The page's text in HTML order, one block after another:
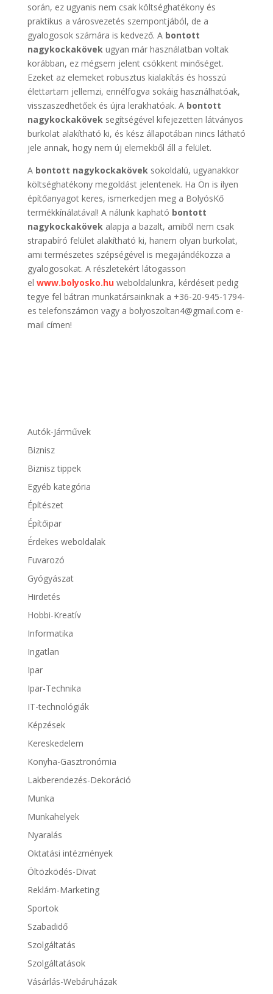
során, ez ugyanis nem csak költséghatékony és
praktikus a városvezetés szempontjából, de a
gyalogosok számára is kedvező. A bontott
nagykockakövekugyan már használatban voltak
korábban, ez mégsem jelent csökkent minőséget.
Ezeket az elemeket robusztus kialakítás és hosszú
élettartam jellemzi, ennélfogva sokáig használhatóak,
visszaszedhetőek és újra lerakhatóak. A bontott
nagykockaköveksegítségével kifejezetten látványos
burkolat alakítható ki, és kész állapotában nincs látható
jele annak, hogy nem új elemekből áll a felület.
A bontott nagykockaköveksokoldalú, ugyanakkor
költséghatékony megoldást jelentenek. Ha Ön is ilyen
építőanyagot keres, ismerkedjen meg a BolyósKő
termékkínálatával! A nálunk kapható bontott
nagykockakövekalapja a bazalt, amiből nem csak
strapabíró felület alakítható ki, hanem olyan burkolat,
ami természetes szépségével is megajándékozza a
gyalogosokat. A részletekért látogasson
el www.bolyosko.huweboldalunkra, kérdéseit pedig
tegye fel bátran munkatársainknak a +36-20-945-1794-
es telefonszámon vagy a bolyoszoltan4@gmail.com e-
mail címen!
Autók-Járművek
Biznisz
Biznisz tippek
Egyéb kategória
Építészet
Építőipar
Érdekes weboldalak
Fuvarozó
Gyógyászat
Hirdetés
Hobbi-Kreatív
Informatika
Ingatlan
Ipar
Ipar-Technika
IT-technológiák
Képzések
Kereskedelem
Konyha-Gasztronómia
Lakberendezés-Dekoráció
Munka
Munkahelyek
Nyaralás
Oktatási intézmények
Öltözködés-Divat
Reklám-Marketing
Sportok
Szabadidő
Szolgáltatás
Szolgáltatások
Vásárlás-Webáruházak